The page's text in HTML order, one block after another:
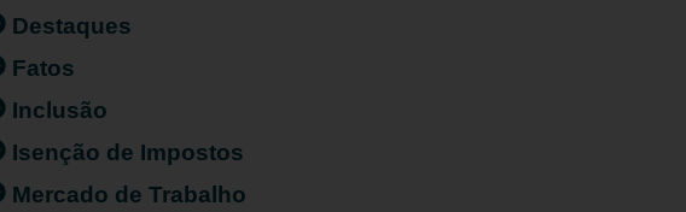
Destaques
Fatos
Inclusão
Isenção de Impostos
Mercado de Trabalho